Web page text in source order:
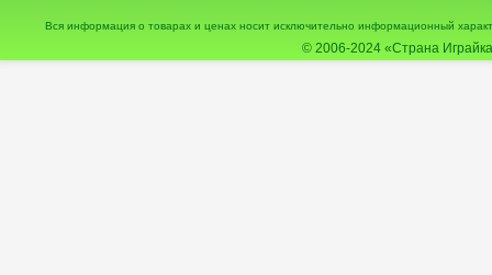
Вся информация о товарах и ценах носит исключительно информационный
© 2006-2024 «Страна